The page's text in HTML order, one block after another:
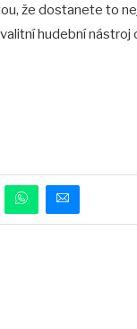
že dostanete to
hudební nástroj